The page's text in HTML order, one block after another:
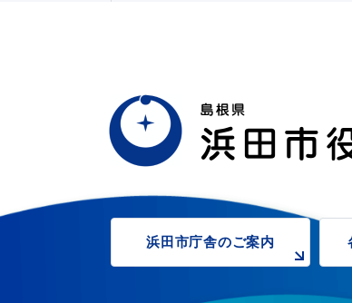
浜田市観光協会ポー
浜田市庁舎のご案内